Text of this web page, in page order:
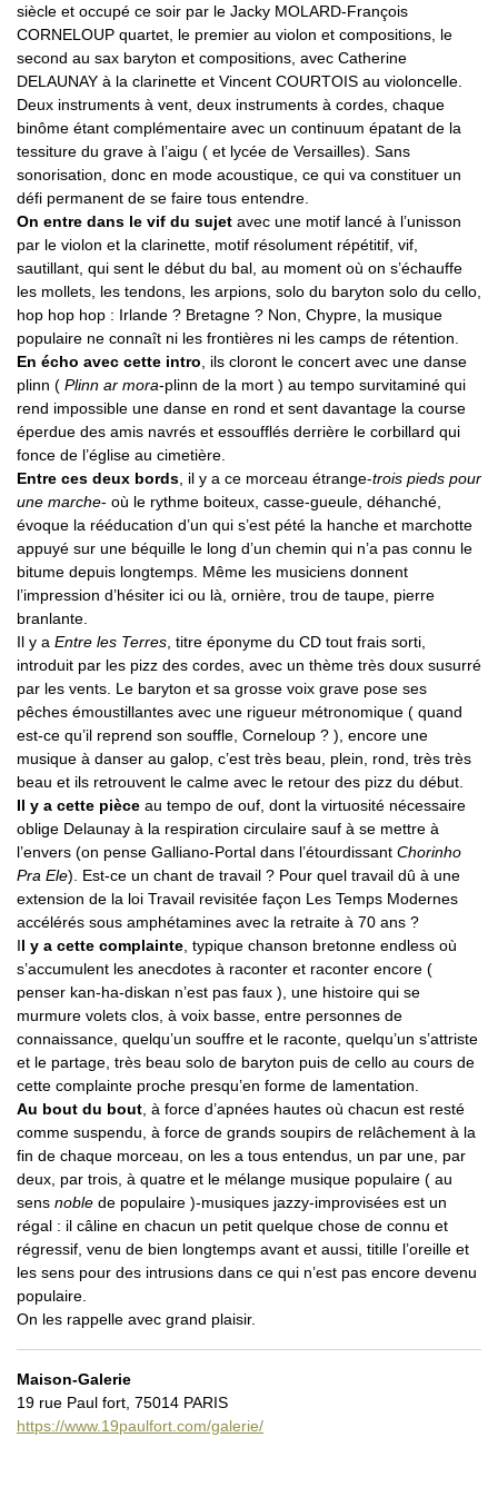
siècle et occupé ce soir par le Jacky MOLARD-François
CORNELOUP quartet, le premier au violon et compositions, le
second au sax baryton et compositions, avec Catherine
DELAUNAY à la clarinette et Vincent COURTOIS au violoncelle.
Deux instruments à vent, deux instruments à cordes, chaque
binôme étant complémentaire avec un continuum épatant de la
tessiture du grave à l’aigu ( et lycée de Versailles). Sans
sonorisation, donc en mode acoustique, ce qui va constituer un
défi permanent de se faire tous entendre.
On entre dans le vif du sujet avec une motif lancé à l’unisson
par le violon et la clarinette, motif résolument répétitif, vif,
sautillant, qui sent le début du bal, au moment où on s’échauffe
les mollets, les tendons, les arpions, solo du baryton solo du cello,
hop hop hop : Irlande ? Bretagne ? Non, Chypre, la musique
populaire ne connaît ni les frontières ni les camps de rétention.
En écho avec cette intro , ils cloront le concert avec une danse
plinn ( Plinn ar mora-plinn de la mort ) au tempo survitaminé qui
rend impossible une danse en rond et sent davantage la course
éperdue des amis navrés et essoufflés derrière le corbillard qui
fonce de l’église au cimetière.
Entre ces deux bords , il y a ce morceau étrange-trois pieds pour
une marche- où le rythme boiteux, casse-gueule, déhanché,
évoque la rééducation d’un qui s’est pété la hanche et marchotte
appuyé sur une béquille le long d’un chemin qui n’a pas connu le
bitume depuis longtemps. Même les musiciens donnent
l’impression d’hésiter ici ou là, ornière, trou de taupe, pierre
branlante.
Il y a Entre les Terres , titre éponyme du CD tout frais sorti,
introduit par les pizz des cordes, avec un thème très doux susurré
par les vents. Le baryton et sa grosse voix grave pose ses
pêches émoustillantes avec une rigueur métronomique ( quand
est-ce qu’il reprend son souffle, Corneloup ? ), encore une
musique à danser au galop, c’est très beau, plein, rond, très très
beau et ils retrouvent le calme avec le retour des pizz du début.
Il y a cette pièce au tempo de ouf, dont la virtuosité nécessaire
oblige Delaunay à la respiration circulaire sauf à se mettre à
l’envers (on pense Galliano-Portal dans l’étourdissant Chorinho
Pra Ele). Est-ce un chant de travail ? Pour quel travail dû à une
extension de la loi Travail revisitée façon Les Temps Modernes
accélérés sous amphétamines avec la retraite à 70 ans ?
Il y a cette complainte , typique chanson bretonne endless où
s’accumulent les anecdotes à raconter et raconter encore (
penser kan-ha-diskan n’est pas faux ), une histoire qui se
murmure volets clos, à voix basse, entre personnes de
connaissance, quelqu’un souffre et le raconte, quelqu’un s’attriste
et le partage, très beau solo de baryton puis de cello au cours de
cette complainte proche presqu’en forme de lamentation.
Au bout du bout , à force d’apnées hautes où chacun est resté
comme suspendu, à force de grands soupirs de relâchement à la
fin de chaque morceau, on les a tous entendus, un par une, par
deux, par trois, à quatre et le mélange musique populaire ( au
sens noble de populaire )-musiques jazzy-improvisées est un
régal : il câline en chacun un petit quelque chose de connu et
régressif, venu de bien longtemps avant et aussi, titille l’oreille et
les sens pour des intrusions dans ce qui n’est pas encore devenu
populaire.
On les rappelle avec grand plaisir.
Maison-Galerie
19 rue Paul fort, 75014 PARIS
https://www.19paulfort.com/galerie/